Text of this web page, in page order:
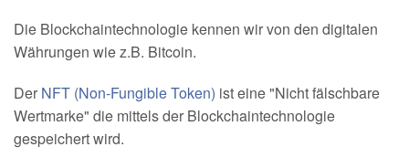
Die Blockchaintechnologie kennen wir von den digitalen
Währungen wie z.B. Bitcoin.
Der NFT (Non-Fungible Token) ist eine "Nicht fälschbare
Wertmarke" die mittels der Blockchaintechnologie
gespeichert wird.